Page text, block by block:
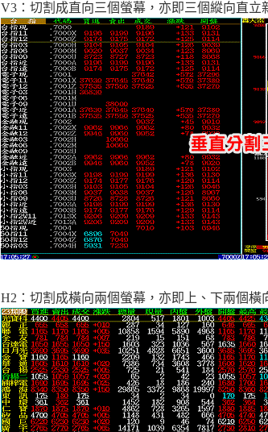
V3：切割成直向三個螢幕，亦即三個縱向直
H2：切割成橫向兩個螢幕，亦即上、下兩個